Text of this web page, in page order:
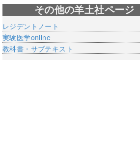
その他の羊土社ページ
レジデントノート
実験医学online
教科書・サブテキスト